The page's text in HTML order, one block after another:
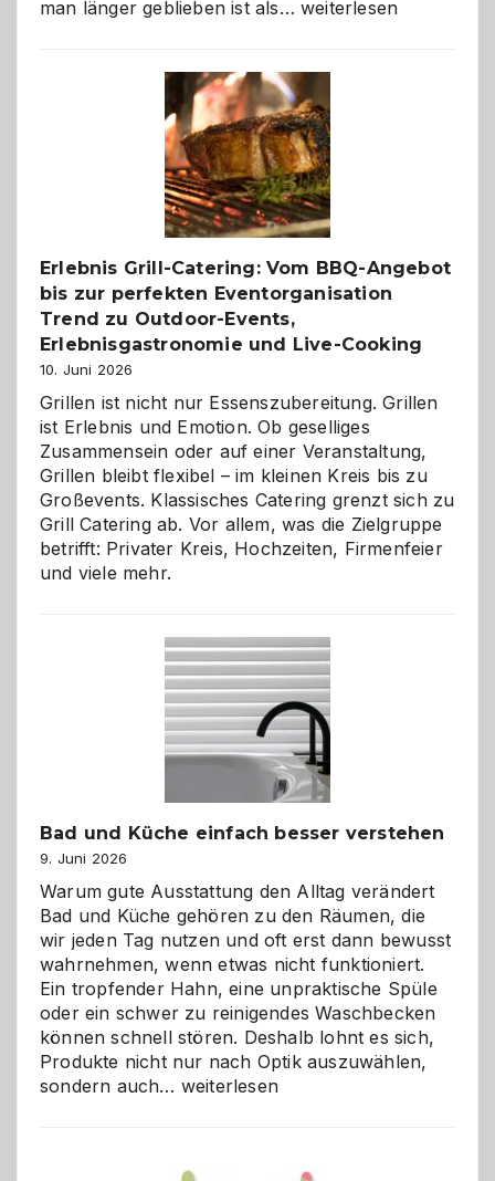
man länger geblieben ist als… Als
–
die
Gelegenheit,
neue
Reiseziele
zu
entdecken
weiterlesen
Erlebnis Grill-Catering: Vom BBQ-Angebot
bis zur perfekten Eventorganisation
Trend zu Outdoor-Events,
Erlebnisgastronomie und Live-Cooking
10. Juni 2026
Grillen ist nicht nur Essenszubereitung. Grillen
ist Erlebnis und Emotion. Ob geselliges
Zusammensein oder auf einer Veranstaltung,
Grillen bleibt flexibel – im kleinen Kreis bis zu
Großevents. Klassisches Catering grenzt sich zu
Grill Catering ab. Vor allem, was die Zielgruppe
betrifft: Privater Kreis, Hochzeiten, Firmenfeier
und viele mehr.
Bad und Küche einfach besser verstehen
9. Juni 2026
Warum gute Ausstattung den Alltag verändert
Bad und Küche gehören zu den Räumen, die
wir jeden Tag nutzen und oft erst dann bewusst
wahrnehmen, wenn etwas nicht funktioniert.
Ein tropfender Hahn, eine unpraktische Spüle
oder ein schwer zu reinigendes Waschbecken
können schnell stören. Deshalb lohnt es sich,
Produkte nicht nur nach Optik auszuwählen,
sondern auch… Bad
weiterlesen